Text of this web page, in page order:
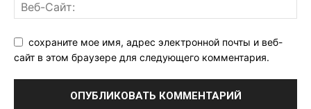
сохраните мое имя, адрес электронной почты и веб-
сайт в этом браузере для следующего комментария.